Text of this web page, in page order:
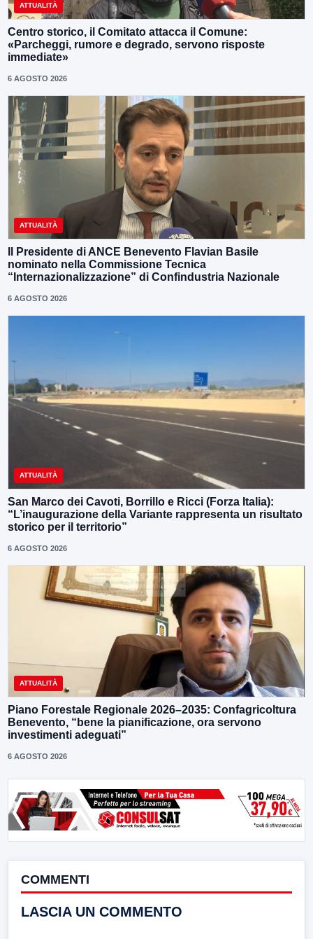
ATTUALITÀ
Centro storico, il Comitato attacca il Comune:
«Parcheggi, rumore e degrado, servono risposte
immediate»
6 AGOSTO 2026
ATTUALITÀ
Il Presidente di ANCE Benevento Flavian Basile
nominato nella Commissione Tecnica
“Internazionalizzazione” di Confindustria Nazionale
6 AGOSTO 2026
ATTUALITÀ
San Marco dei Cavoti, Borrillo e Ricci (Forza Italia):
“L’inaugurazione della Variante rappresenta un risultato
storico per il territorio”
6 AGOSTO 2026
ATTUALITÀ
Piano Forestale Regionale 2026–2035: Confagricoltura
Benevento, “bene la pianificazione, ora servono
investimenti adeguati”
6 AGOSTO 2026
COMMENTI
LASCIA UN COMMENTO